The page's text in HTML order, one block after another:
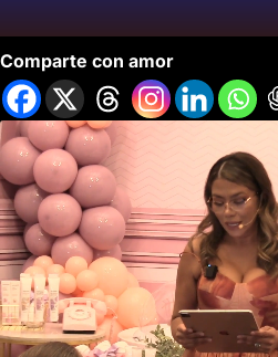
Comparte con amor